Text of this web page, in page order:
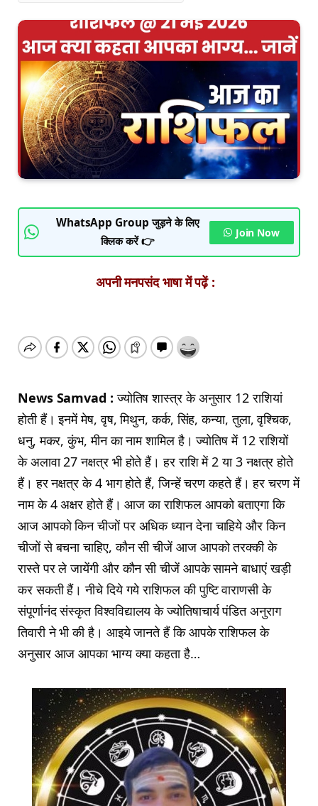
WhatsApp Group जुड़ने के लिए
क्लिक करें 👉
Join Now
अपनी मनपसंद भाषा में पढ़ें :
News Samvad : ज्योतिष शास्त्र के अनुसार 12 राशियां
होती हैं। इनमें मेष, वृष, मिथुन, कर्क, सिंह, कन्या, तुला, वृश्चिक,
धनु, मकर, कुंभ, मीन का नाम शामिल है। ज्योतिष में 12 राशियों
के अलावा 27 नक्षत्र भी होते हैं। हर राशि में 2 या 3 नक्षत्र होते
हैं। हर नक्षत्र के 4 भाग होते हैं, जिन्हें चरण कहते हैं। हर चरण में
नाम के 4 अक्षर होते हैं। आज का राशिफल आपको बताएगा कि
आज आपको किन चीजों पर अधिक ध्यान देना चाहिये और किन
चीजों से बचना चाहिए, कौन सी चीजें आज आपको तरक्की के
रास्ते पर ले जायेंगी और कौन सी चीजें आपके सामने बाधाएं खड़ी
कर सकती हैं। नीचे दिये गये राशिफल की पुष्टि वाराणसी के
संपूर्णानंद संस्कृत विश्वविद्यालय के ज्योतिषाचार्य पंडित अनुराग
तिवारी ने भी की है। आइये जानते हैं कि आपके राशिफल के
अनुसार आज आपका भाग्य क्या कहता है…